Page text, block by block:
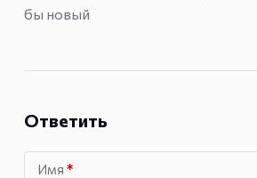
бы новый
Ответить
Имя *